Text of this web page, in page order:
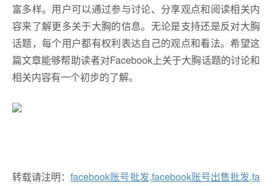
富多样。用户可以通过参与讨论、分享观点和阅读相关内
容来了解更多关于大胸的信息。无论是支持还是反对大胸
话题，每个用户都有权利表达自己的观点和看法。希望这
篇文章能够帮助读者对Facebook上关于大胸话题的讨论和
相关内容有一个初步的了解。
转载请注明：facebook账号批发,facebook账号出售批发,fa